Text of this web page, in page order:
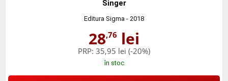
Singer
Editura Sigma - 2018
28,76 lei
PRP: 35,95 lei (-20%)
în stoc